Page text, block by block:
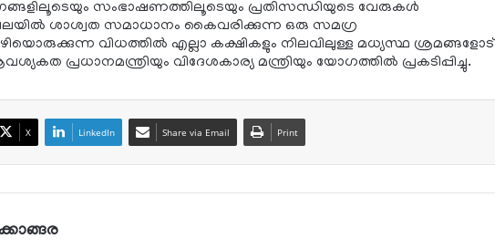
സംഭാഷണത്തിലൂടെയും പ്രതിസന്ധിയുടെ വേരുകള്‍
ശാശ്വത സമാധാനം കൈവരിക്കുന്ന ഒരു സമഗ്ര
വിധത്തില്‍ എല്ലാ കക്ഷികളും നിലവിലുള്ള മധ്യസ്ഥ ശ്രമങ്ങളോട്
പ്രധാനമന്ത്രിയും വിദേശകാര്യ മന്ത്രിയും യോഗത്തില്‍ പ്രകടിപ്പിച്ചു.
X LinkedIn Share via Email Print